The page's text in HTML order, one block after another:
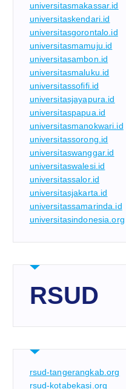
universitasmakassar.id
universitaskendari.id
universitasgorontalo.id
universitasmamuju.id
universitasambon.id
universitasmaluku.id
universitassofifi.id
universitasjayapura.id
universitaspapua.id
universitasmanokwari.id
universitassorong.id
universitaswanggar.id
universitaswalesi.id
universitassalor.id
universitasjakarta.id
universitassamarinda.id
universitasindonesia.org
RSUD
rsud-tangerangkab.org
rsud-kotabekasi.org